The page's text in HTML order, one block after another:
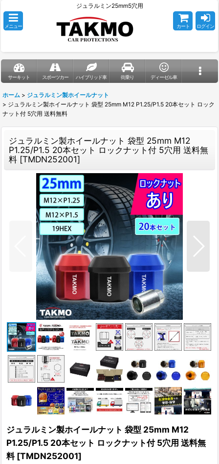
ジュラルミン25mm5穴用
メニュー カート ログイン
サーキット スポーツカー ハイブリッド車 街乗り ディーゼル車
ホーム > ジュラルミン製ホイールナット
> ジュラルミン製ホイールナット 袋型 25mm M12 P1.25/P1.5 20本セット ロック
ナット付 5穴用 送料無料
ジュラルミン製ホイールナット 袋型 25mm M12
P1.25/P1.5 20本セット ロックナット付 5穴用 送料無
料 [TMDN252001]
ジュラルミン製ホイールナット 袋型 25mm M12
P1.25/P1.5 20本セット ロックナット付 5穴用 送料無
料 [TMDN252001]